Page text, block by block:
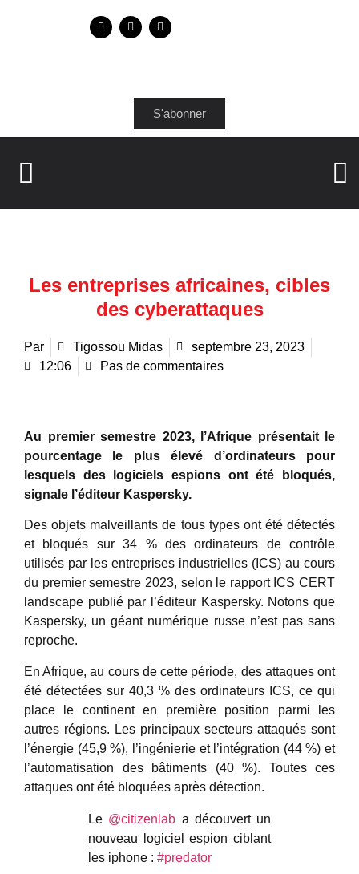
S'abonner
Les entreprises africaines, cibles
des cyberattaques
Par Tigossou Midas
septembre 23, 2023
12:06
Pas de commentaires
Au premier semestre 2023, l’Afrique présentait le
pourcentage le plus élevé d’ordinateurs pour
lesquels des logiciels espions ont été bloqués,
signale l’éditeur Kaspersky.
Des objets malveillants de tous types ont été détectés
et bloqués sur 34 % des ordinateurs de contrôle
utilisés par les entreprises industrielles (ICS) au cours
du premier semestre 2023, selon le rapport ICS CERT
landscape publié par l’éditeur Kaspersky. Notons que
Kaspersky, un géant numérique russe n’est pas sans
reproche.
En Afrique, au cours de cette période, des attaques ont
été détectées sur 40,3 % des ordinateurs ICS, ce qui
place le continent en première position parmi les
autres régions. Les principaux secteurs attaqués sont
l’énergie (45,9 %), l’ingénierie et l’intégration (44 %) et
l’automatisation des bâtiments (40 %). Toutes ces
attaques ont été bloquées après détection.
Le @citizenlab a découvert un
nouveau logiciel espion ciblant
les iphone : #predator